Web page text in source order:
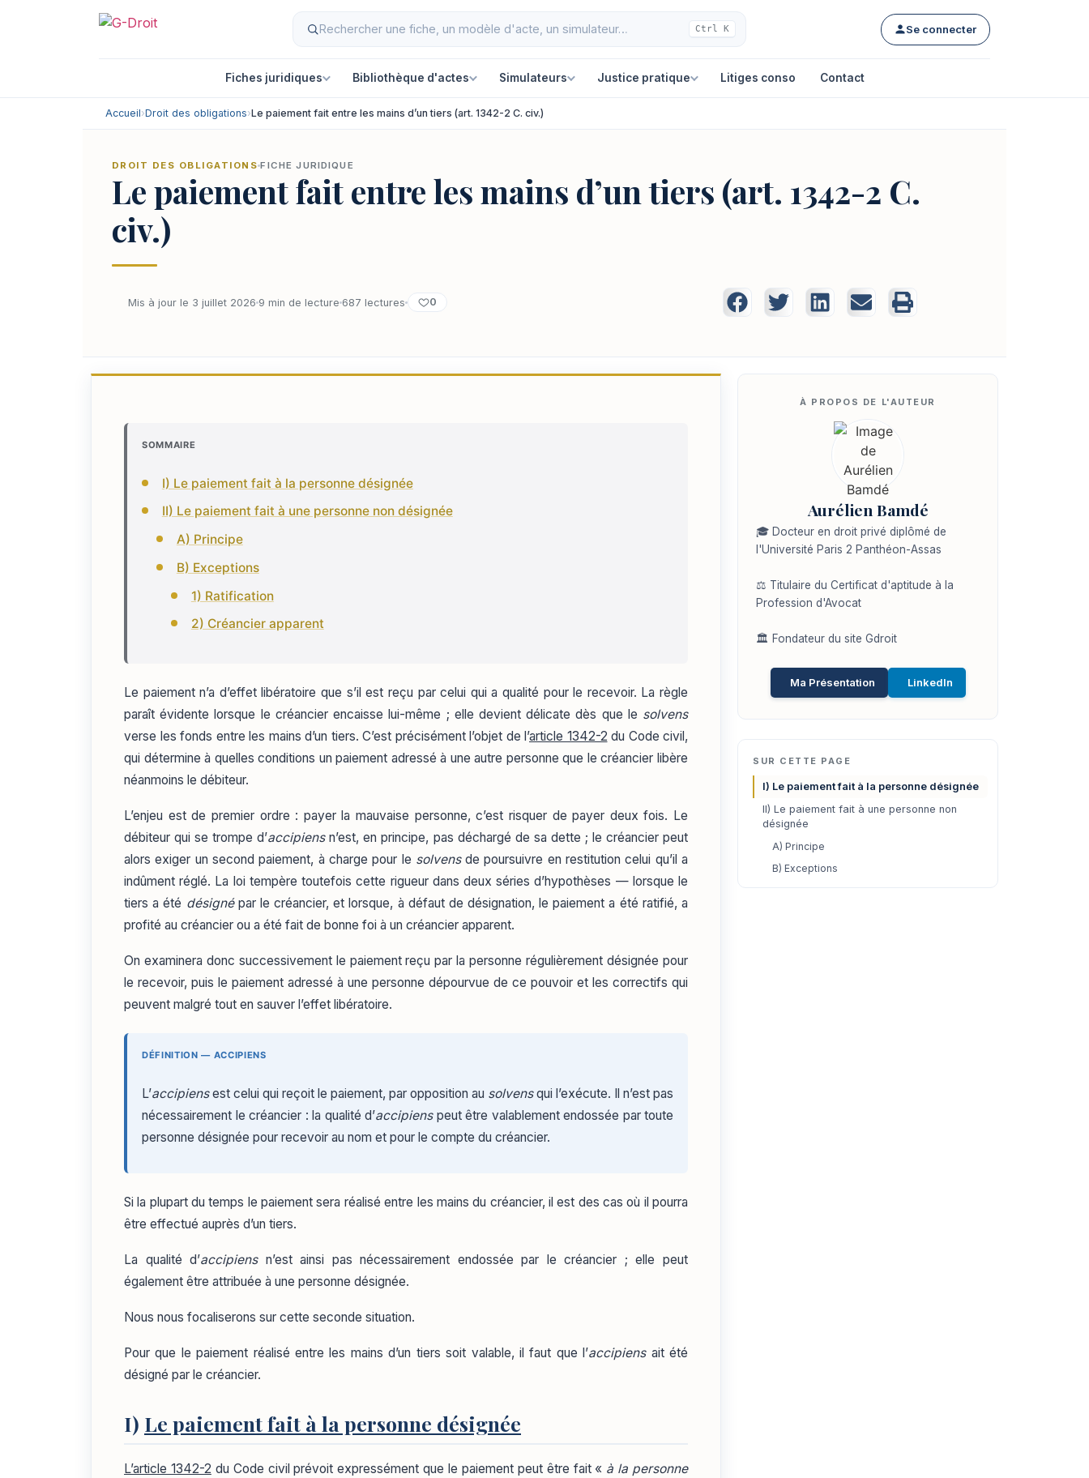
Ctrl K Se connecter
Fiches juridiques Bibliothèque d'actes Simulateurs Justice pratique Litiges conso Contact
Accueil›Droit des obligations›Le paiement fait entre les mains d’un tiers (art. 1342-2 C. civ.)
DROIT DES OBLIGATIONS FICHE JURIDIQUE
Le paiement fait entre les mains d’un tiers (art. 1342-2 C.
civ.)
Mis à jour le 3 juillet 2026 9 min de lecture 687 lectures 0
SOMMAIRE
I) Le paiement fait à la personne désignée
II) Le paiement fait à une personne non désignée
A) Principe
B) Exceptions
1) Ratification
2) Créancier apparent
Le paiement n’a d’effet libératoire que s’il est reçu par celui qui a qualité pour le recevoir. La règle
paraît évidente lorsque le créancier encaisse lui-même ; elle devient délicate dès que le solvens
verse les fonds entre les mains d’un tiers. C’est précisément l’objet de l’article 1342-2 du Code civil,
qui détermine à quelles conditions un paiement adressé à une autre personne que le créancier libère
néanmoins le débiteur.
L’enjeu est de premier ordre : payer la mauvaise personne, c’est risquer de payer deux fois. Le
débiteur qui se trompe d’accipiensn’est, en principe, pas déchargé de sa dette ; le créancier peut
alors exiger un second paiement, à charge pour le solvensde poursuivre en restitution celui qu’il a
indûment réglé. La loi tempère toutefois cette rigueur dans deux séries d’hypothèses — lorsque le
tiers a été désignépar le créancier, et lorsque, à défaut de désignation, le paiement a été ratifié, a
profité au créancier ou a été fait de bonne foi à un créancier apparent.
On examinera donc successivement le paiement reçu par la personne régulièrement désignée pour
le recevoir, puis le paiement adressé à une personne dépourvue de ce pouvoir et les correctifs qui
peuvent malgré tout en sauver l’effet libératoire.
DÉFINITION — ACCIPIENS
L’accipiensest celui qui reçoit le paiement, par opposition au solvensqui l’exécute. Il n’est pas
nécessairement le créancier : la qualité d’accipienspeut être valablement endossée par toute
personne désignée pour recevoir au nom et pour le compte du créancier.
Si la plupart du temps le paiement sera réalisé entre les mains du créancier, il est des cas où il pourra
être effectué auprès d’un tiers.
La qualité d’accipiensn’est ainsi pas nécessairement endossée par le créancier ; elle peut
également être attribuée à une personne désignée.
Nous nous focaliserons sur cette seconde situation.
Pour que le paiement réalisé entre les mains d’un tiers soit valable, il faut que l’accipiensait été
désigné par le créancier.
I) Le paiement fait à la personne désignée
L’article 1342-2 du Code civil prévoit expressément que le paiement peut être fait « à la personne
Aurélien Bamdé
🎓 Docteur en droit privé diplômé de
l'Université Paris 2 Panthéon-Assas
⚖️ Titulaire du Certificat d'aptitude à la
Profession d'Avocat
🏛️ Fondateur du site Gdroit
Ma Présentation LinkedIn
SUR CETTE PAGE
I) Le paiement fait à la personne désignée
II) Le paiement fait à une personne non
désignée
A) Principe
B) Exceptions